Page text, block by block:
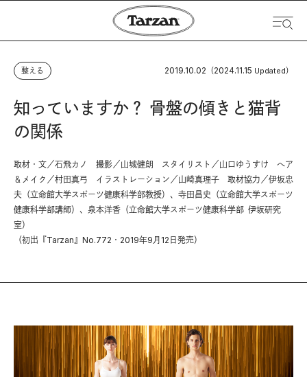
整える 2019.10.02 （2024.11.15 Updated）
知っていますか？ 骨盤の傾きと猫背
の関係
取材・文／石飛カノ 撮影／山城健朗 スタイリスト／山口ゆうすけ へア
＆メイク／村田真弓 イラストレーション／山崎真理子 取材協力／伊坂忠
夫（立命館大学スポーツ健康科学部教授）、寺田昌史（立命館大学スポーツ
健康科学部講師）、泉本洋香（立命館大学スポーツ健康科学部 伊坂研究
室）
（初出『Tarzan』No.772・2019年9月12日発売）